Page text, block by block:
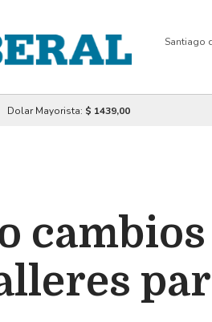
Santiago
Dolar Mayorista: $ 1439,00